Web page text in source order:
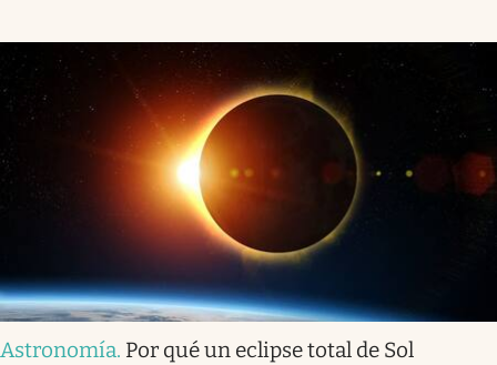
Astronomía. Por qué un eclipse total de Sol